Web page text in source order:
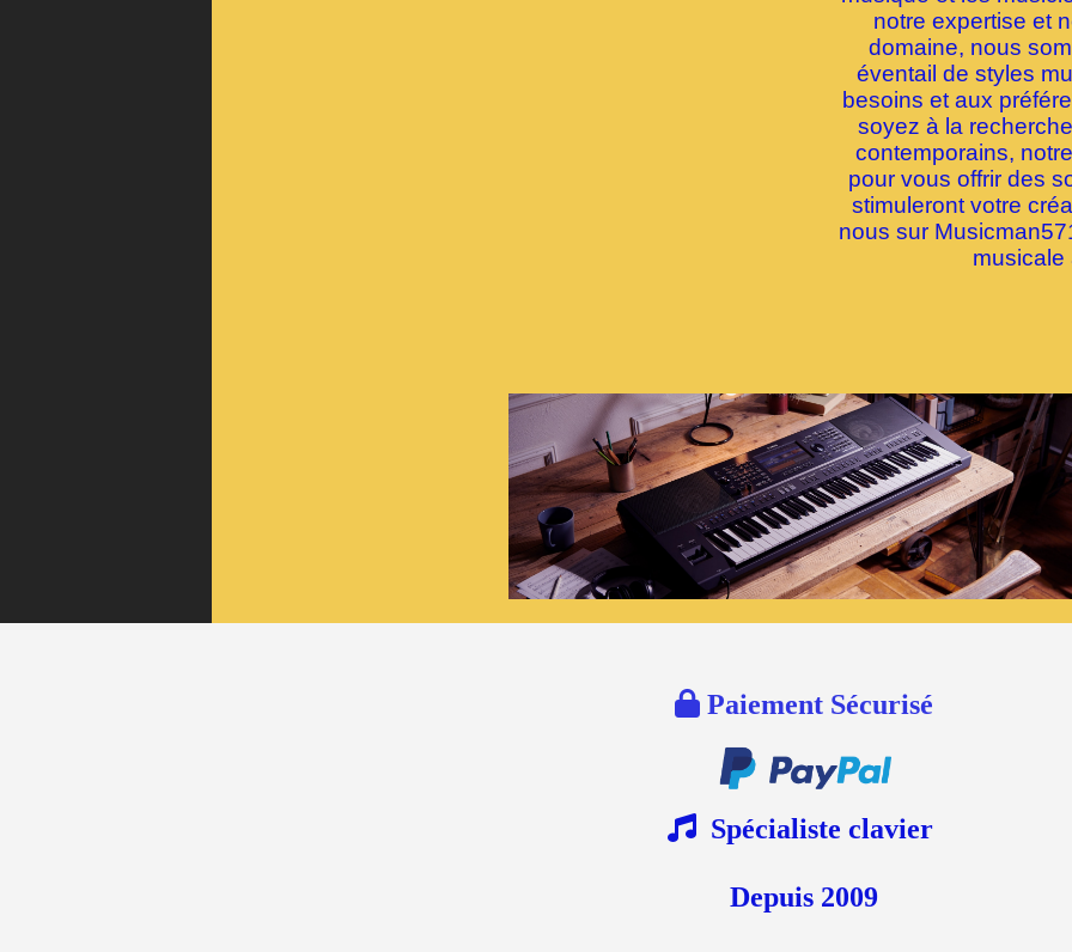
notre expertise et
domaine, nous
éventail de styles
besoins et aux
soyez à la
contemporains,
pour vous offrir des
stimuleront votre
nous sur
musicale
 Paiement Sécurisé
 Spécialiste clavier
Depuis 2009